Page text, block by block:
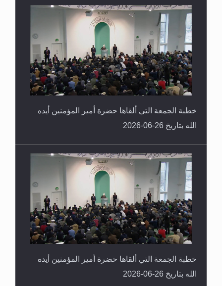
خطبة الجمعة التي ألقاها حضرة أمير المؤمنين أيده
الله بتاريخ 26-06-2026
خطبة الجمعة التي ألقاها حضرة أمير المؤمنين أيده
الله بتاريخ 26-06-2026